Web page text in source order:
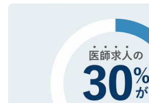
で、機密保持に関してもご
ので、まずはご登録くださ